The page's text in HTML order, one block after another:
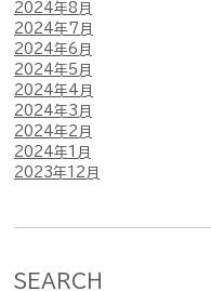
2024年8月
2024年7月
2024年6月
2024年5月
2024年4月
2024年3月
2024年2月
2024年1月
2023年12月
SEARCH